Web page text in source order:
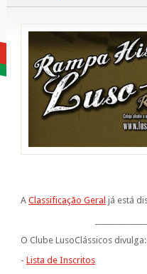
A Classificação Geral já está
O Clube LusoClássicos divulga:
- Lista de Inscritos